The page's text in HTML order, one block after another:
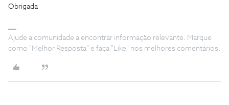
Obrigada
Ajude a comunidade a encontrar informação relevante. Marque
como "Melhor Resposta" e faça "Like" nos melhores comentários.